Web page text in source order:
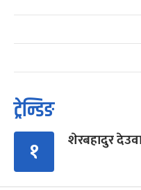
ट्रेन्डिङ
१ शेरबहादुर